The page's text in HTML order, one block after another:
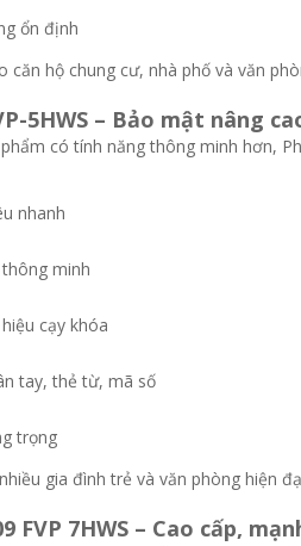
ổn định
căn hộ chung cư, nhà phố và văn
5HWS – Bảo mật nâng
có tính năng thông minh hơn,
nhanh
minh
cạy khóa
tay, thẻ từ, mã số
trọng
gia đình trẻ và văn phòng hiện
FVP 7HWS – Cao cấp,